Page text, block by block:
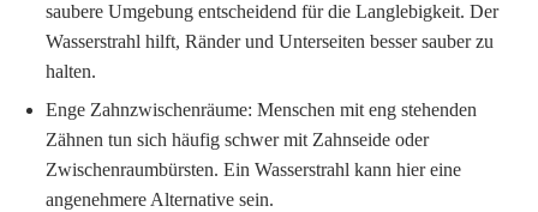
saubere Umgebung entscheidend für die Langlebigkeit. Der
Wasserstrahl hilft, Ränder und Unterseiten besser sauber zu
halten.
Enge Zahnzwischenräume: Menschen mit eng stehenden
Zähnen tun sich häufig schwer mit Zahnseide oder
Zwischenraumbürsten. Ein Wasserstrahl kann hier eine
angenehmere Alternative sein.